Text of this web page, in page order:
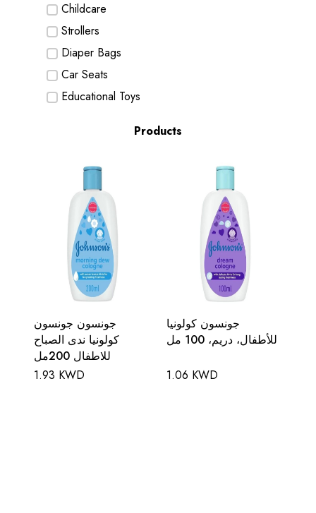
Childcare
Strollers
Diaper Bags
Car Seats
Educational Toys
Products
جونسون جونسون
كولونيا ندى الصباح
للاطفال 200مل
1.93 KWD
جونسون كولونيا
للأطفال، دريم، 100 مل
1.06 KWD